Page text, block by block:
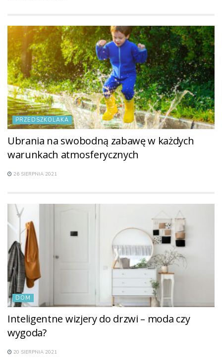
PRZEDSZKOLAKA
Ubrania na swobodną zabawę w każdych
warunkach atmosferycznych
26 SIERPNIA 2021
DOM
Inteligentne wizjery do drzwi – moda czy
wygoda?
20 SIERPNIA 2021